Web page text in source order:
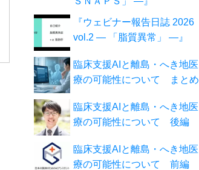
『ウェビナー報告日誌 2026
vol.2 ― 「脂質異常」 ―』
臨床支援AIと離島・へき地医
療の可能性について まとめ
臨床支援AIと離島・へき地医
療の可能性について 後編
臨床支援AIと離島・へき地医
療の可能性について 前編